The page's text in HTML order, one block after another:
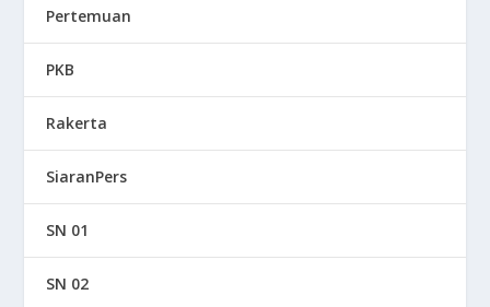
Pertemuan
PKB
Rakerta
SiaranPers
SN 01
SN 02